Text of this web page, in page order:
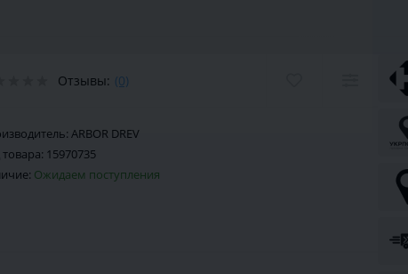
Отзывы: (0)
ARBOR DREV
15970735
Ожидаем поступления